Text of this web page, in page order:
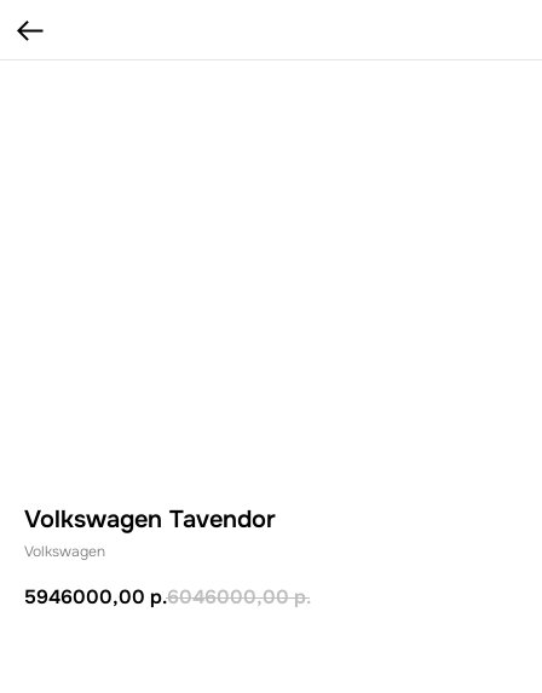
Volkswagen Tavendor
Volkswagen
5946000,00 р.6046000,00р.